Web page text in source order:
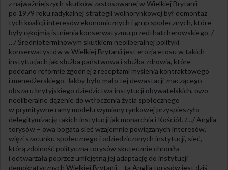
z najważniejszych skutków zastosowanej w Wielkiej Brytanii
po 1979 roku radykalnej strategii wolnorynkowej był demontaż
tych koalicji interesów ekonomicznych i grup społecznych, które
były rękojmią istnienia konserwatyzmu przedthatcherowskiego. /
…/ Średnioterminowym skutkiem neoliberalnej polityki
konserwatystów w Wielkiej Brytanii jest erozja etosu w takich
instytucjach jak służba państwowa i służba zdrowia, które
poddano reformie zgodnej z receptami myślenia kontraktowego
i menedżerskiego. Jakby było mało tej dewastacji znaczącego
obszaru brytyjskiego dziedzictwa instytucji obywatelskich, owo
neoliberalne dążenie do wtłoczenia życia społecznego
w prymitywne ramy modelu wymiany rynkowej przyspieszyło
delegitymizację takich instytucji jak monarchia i Kościół. /…/ Anglia
torysów – owa bogata sieć wzajemnie powiązanych interesów,
więzi szacunku społecznego i odziedziczonych instytucji, sieć,
którą zdolność polityczna torysów skutecznie chroniła
i odtwarzała poprzez umiejętną jej adaptację do instytucji
demokratycznych Wielkiej Brytanii – ta Anglia torysów jest dziś